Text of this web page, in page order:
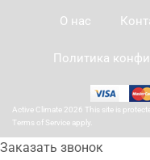
О нас
Политика
Active Climate 2026 This site is
Terms of Service apply.
Заказать звонок